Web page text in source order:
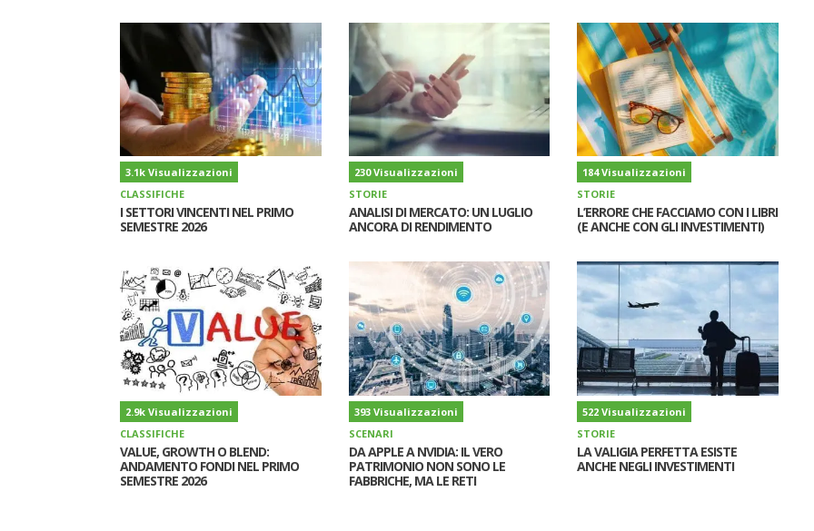
3.1k Visualizzazioni
CLASSIFICHE
I SETTORI VINCENTI NEL PRIMO
SEMESTRE 2026
230 Visualizzazioni
STORIE
ANALISI DI MERCATO: UN LUGLIO
ANCORA DI RENDIMENTO
184 Visualizzazioni
STORIE
L’ERRORE CHE FACCIAMO CON I LIBRI
(E ANCHE CON GLI INVESTIMENTI)
2.9k Visualizzazioni
CLASSIFICHE
VALUE, GROWTH O BLEND:
ANDAMENTO FONDI NEL PRIMO
SEMESTRE 2026
393 Visualizzazioni
SCENARI
DA APPLE A NVIDIA: IL VERO
PATRIMONIO NON SONO LE
FABBRICHE, MA LE RETI
522 Visualizzazioni
STORIE
LA VALIGIA PERFETTA ESISTE
ANCHE NEGLI INVESTIMENTI